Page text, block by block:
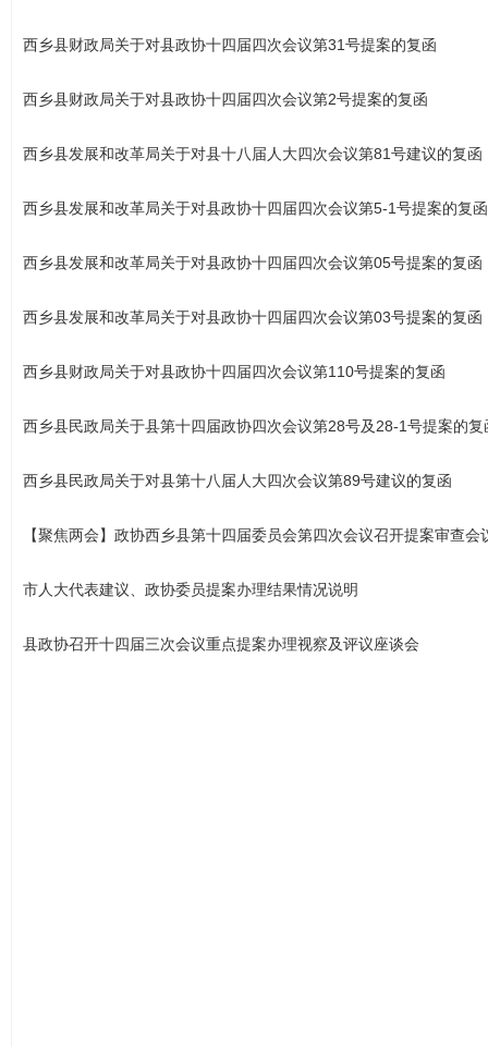
西乡县财政局关于对县政协十四届四次会议第31号提案的复函
西乡县财政局关于对县政协十四届四次会议第2号提案的复函
西乡县发展和改革局关于对县十八届人大四次会议第81号建议的复函
西乡县发展和改革局关于对县政协十四届四次会议第5-1号提案的复函
西乡县发展和改革局关于对县政协十四届四次会议第05号提案的复函
西乡县发展和改革局关于对县政协十四届四次会议第03号提案的复函
西乡县财政局关于对县政协十四届四次会议第110号提案的复函
西乡县民政局关于县第十四届政协四次会议第28号及28-1号提案的复
西乡县民政局关于对县第十八届人大四次会议第89号建议的复函
【聚焦两会】政协西乡县第十四届委员会第四次会议召开提案审查会
市人大代表建议、政协委员提案办理结果情况说明
县政协召开十四届三次会议重点提案办理视察及评议座谈会